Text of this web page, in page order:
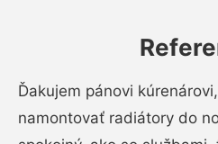
Ďakujem pánovi
namontovať radiátory do